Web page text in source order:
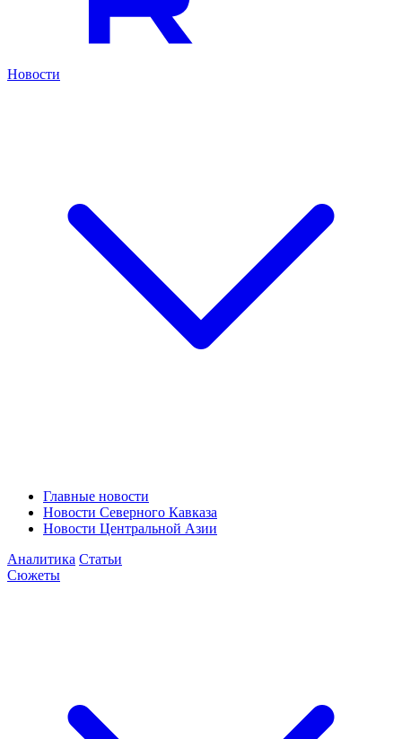
Новости
Главные новости
Новости Северного Кавказа
Новости Центральной Азии
Аналитика Статьи
Сюжеты